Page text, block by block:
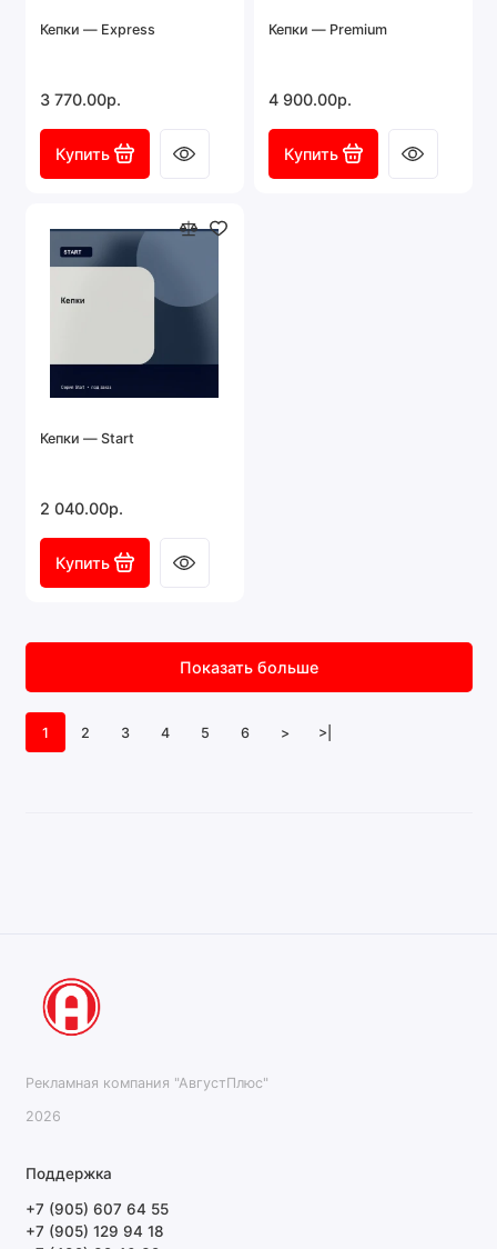
Кепки — Express
3 770.00р.
Купить
Кепки — Premium
4 900.00р.
Купить
Кепки — Start
2 040.00р.
Купить
1 2 3 4 5 6 > >|
Показать больше
Рекламная компания "АвгустПлюс"
2026
Поддержка
+7 (905) 607 64 55
+7 (905) 129 94 18